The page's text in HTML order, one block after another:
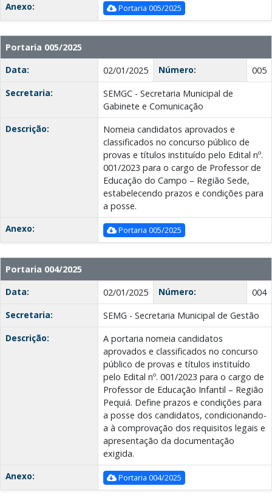
Anexo:
Portaria 005/2025
Portaria 005/2025
Data:
02/01/2025 Número:
005
Secretaria:
SEMGC - Secretaria Municipal de
Gabinete e Comunicação
Descrição:
Nomeia candidatos aprovados e
classificados no concurso público de
provas e títulos instituído pelo Edital nº.
001/2023 para o cargo de Professor de
Educação do Campo – Região Sede,
estabelecendo prazos e condições para
a posse.
Anexo:
Portaria 005/2025
Portaria 004/2025
Data:
02/01/2025 Número:
004
Secretaria:
SEMG - Secretaria Municipal de Gestão
Descrição:
A portaria nomeia candidatos
aprovados e classificados no concurso
público de provas e títulos instituído
pelo Edital nº. 001/2023 para o cargo de
Professor de Educação Infantil – Região
Pequiá. Define prazos e condições para
a posse dos candidatos, condicionando-
a à comprovação dos requisitos legais e
apresentação da documentação
exigida.
Anexo:
Portaria 004/2025